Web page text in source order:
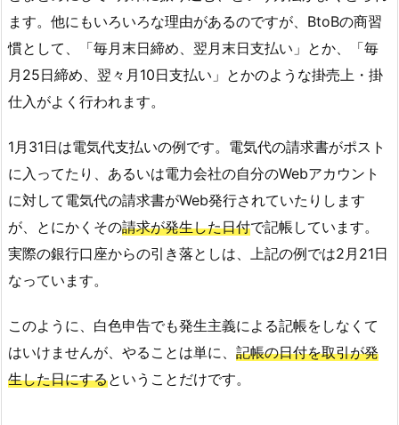
ます。他にもいろいろな理由があるのですが、BtoBの商習
慣として、「毎月末日締め、翌月末日支払い」とか、「毎
月25日締め、翌々月10日支払い」とかのような掛売上・掛
仕入がよく行われます。
1月31日は電気代支払いの例です。電気代の請求書がポスト
に入ってたり、あるいは電力会社の自分のWebアカウント
に対して電気代の請求書がWeb発行されていたりします
が、とにかくその請求が発生した日付で記帳しています。
実際の銀行口座からの引き落としは、上記の例では2月21日
なっています。
このように、白色申告でも発生主義による記帳をしなくて
はいけませんが、やることは単に、 記帳の日付を取引が発
生した日にするということだけです。